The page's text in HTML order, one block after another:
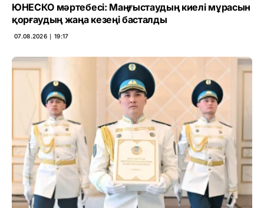
ЮНЕСКО мәртебесі: Маңғыстаудың киелі мұрасын
қорғаудың жаңа кезеңі басталды
07.08.2026 ∣ 19:17